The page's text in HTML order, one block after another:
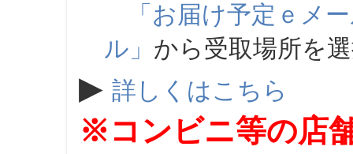
「お届け予定ｅメ
ル」 から受取場所を
▶ 詳しくはこちら
※コンビニ等の店